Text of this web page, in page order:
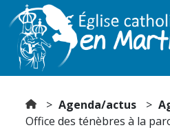
Agenda/actus
Office des ténèbres à la